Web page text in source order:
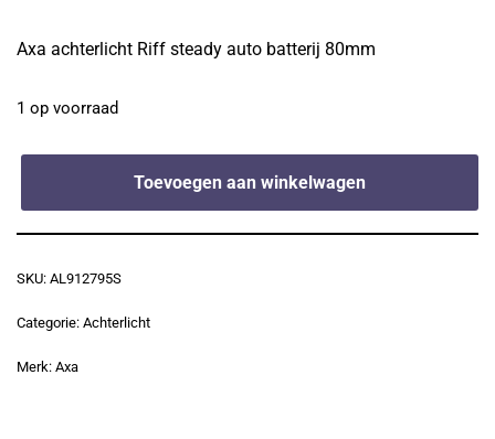
Axa achterlicht Riff steady auto batterij 80mm
1 op voorraad
Toevoegen aan winkelwagen
SKU: AL912795S
Categorie: Achterlicht
Merk: Axa